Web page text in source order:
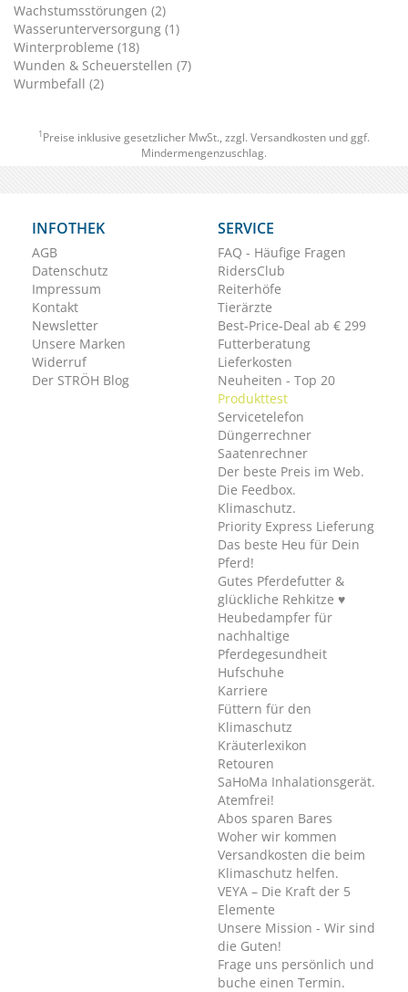
Wachstumsstörungen (2)
Wasserunterversorgung (1)
Winterprobleme (18)
Wunden & Scheuerstellen (7)
Wurmbefall (2)
1 Preise inklusive gesetzlicher MwSt., zzgl. Versandkosten und ggf.
Mindermengenzuschlag.
INFOTHEK
AGB
Datenschutz
Impressum
Kontakt
Newsletter
Unsere Marken
Widerruf
Der STRÖH Blog
SERVICE
FAQ - Häufige Fragen
RidersClub
Reiterhöfe
Tierärzte
Best-Price-Deal ab € 299
Futterberatung
Lieferkosten
Neuheiten - Top 20
Produkttest
Servicetelefon
Düngerrechner
Saatenrechner
Der beste Preis im Web.
Die Feedbox.
Klimaschutz.
Priority Express Lieferung
Das beste Heu für Dein
Pferd!
Gutes Pferdefutter &
glückliche Rehkitze ♥
Heubedampfer für
nachhaltige
Pferdegesundheit
Hufschuhe
Karriere
Füttern für den
Klimaschutz
Kräuterlexikon
Retouren
SaHoMa Inhalationsgerät.
Atemfrei!
Abos sparen Bares
Woher wir kommen
Versandkosten die beim
Klimaschutz helfen.
VEYA – Die Kraft der 5
Elemente
Unsere Mission - Wir sind
die Guten!
Frage uns persönlich und
buche einen Termin.